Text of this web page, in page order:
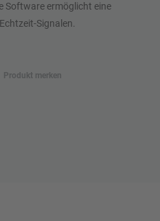
Software ermöglicht eine
Signalen.
Produkt merken